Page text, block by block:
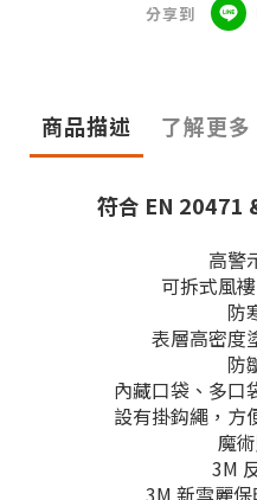
分享到
商品描述 了解更多
符合 EN 20471
高警
可拆式風
防
表層高密度
防
內藏口袋、多口
設有掛鈎繩，方
魔
3M